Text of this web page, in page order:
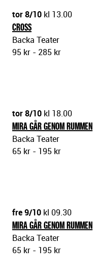
tor 8/10 kl 13.00
CROSS
Backa Teater
95 kr - 285 kr
tor 8/10 kl 18.00
MIRA GÅR GENOM RUMMEN
Backa Teater
65 kr - 195 kr
fre 9/10 kl 09.30
MIRA GÅR GENOM RUMMEN
Backa Teater
65 kr - 195 kr